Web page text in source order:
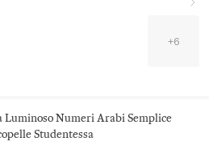
+6
Luminoso Numeri Arabi Semplice
Studentessa